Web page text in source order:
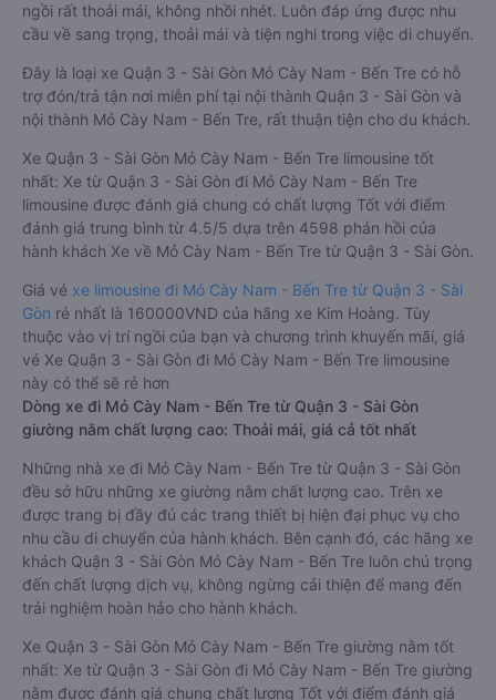
ngồi rất thoải mái, không nhồi nhét. Luôn đáp ứng được nhu
cầu về sang trọng, thoải mái và tiện nghi trong việc di chuyển.
Đây là loại xe Quận 3 - Sài Gòn Mỏ Cày Nam - Bến Tre có hỗ
trợ đón/trả tận nơi miễn phí tại nội thành Quận 3 - Sài Gòn và
nội thành Mỏ Cày Nam - Bến Tre, rất thuận tiện cho du khách.
Xe Quận 3 - Sài Gòn Mỏ Cày Nam - Bến Tre limousine tốt
nhất: Xe từ Quận 3 - Sài Gòn đi Mỏ Cày Nam - Bến Tre
limousine được đánh giá chung có chất lượng Tốt với điểm
đánh giá trung bình từ 4.5/5 dựa trên 4598 phản hồi của
hành khách Xe về Mỏ Cày Nam - Bến Tre từ Quận 3 - Sài Gòn.
Giá vé xe limousine đi Mỏ Cày Nam - Bến Tre từ Quận 3 - Sài
Gòn rẻ nhất là 160000VND của hãng xe Kim Hoàng. Tùy
thuộc vào vị trí ngồi của bạn và chương trình khuyến mãi, giá
vé Xe Quận 3 - Sài Gòn đi Mỏ Cày Nam - Bến Tre limousine
này có thể sẽ rẻ hơn
Dòng xe đi Mỏ Cày Nam - Bến Tre từ Quận 3 - Sài Gòn
giường nằm chất lượng cao: Thoải mái, giá cả tốt nhất
Những nhà xe đi Mỏ Cày Nam - Bến Tre từ Quận 3 - Sài Gòn
đều sở hữu những xe giường nằm chất lượng cao. Trên xe
được trang bị đầy đủ các trang thiết bị hiện đại phục vụ cho
nhu cầu di chuyển của hành khách. Bên cạnh đó, các hãng xe
khách Quận 3 - Sài Gòn Mỏ Cày Nam - Bến Tre luôn chú trọng
đến chất lượng dịch vụ, không ngừng cải thiện để mang đến
trải nghiệm hoàn hảo cho hành khách.
Xe Quận 3 - Sài Gòn Mỏ Cày Nam - Bến Tre giường nằm tốt
nhất: Xe từ Quận 3 - Sài Gòn đi Mỏ Cày Nam - Bến Tre giường
nằm được đánh giá chung chất lượng Tốt với điểm đánh giá